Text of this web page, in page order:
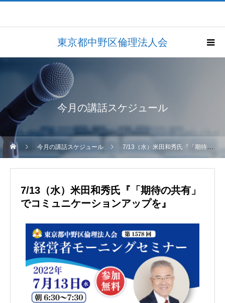
東京都中野区倫理法人会
今月の講話スケジュール
今月の講話スケジュール 7/13（水）米田和秀氏『「期待の共有」でコミュニケーションアップを』
7/13（水）米田和秀氏『「期待の共有」
でコミュニケーションアップを』